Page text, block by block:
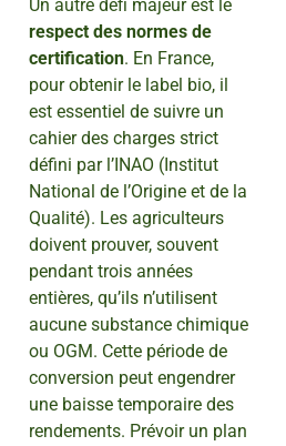
Un autre défi majeur est le
respect des normes de
certification. En France,
pour obtenir le label bio, il
est essentiel de suivre un
cahier des charges strict
défini par l’INAO (Institut
National de l’Origine et de la
Qualité). Les agriculteurs
doivent prouver, souvent
pendant trois années
entières, qu’ils n’utilisent
aucune substance chimique
ou OGM. Cette période de
conversion peut engendrer
une baisse temporaire des
rendements. Prévoir un plan